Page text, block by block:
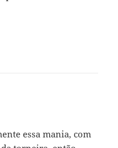
essa mania, com